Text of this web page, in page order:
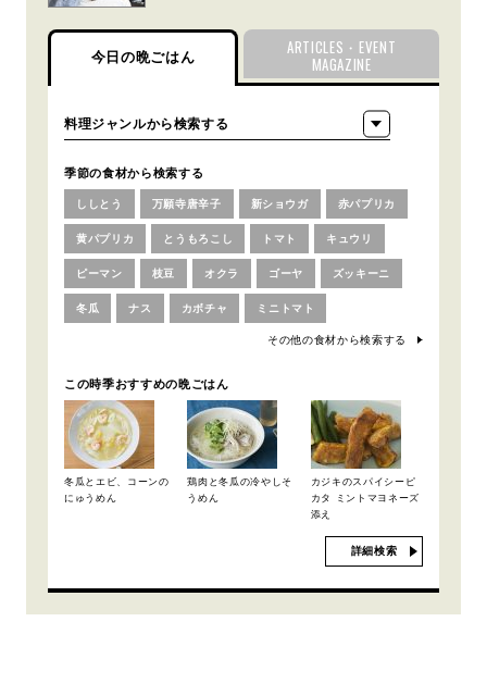
今日の晩ごはん
ARTICLES・EVENT
MAGAZINE
季節の食材から検索する
ししとう 万願寺唐辛子 新ショウガ 赤パプリカ
黄パプリカ とうもろこし トマト キュウリ
ピーマン 枝豆 オクラ ゴーヤ ズッキーニ
冬瓜 ナス カボチャ ミニトマト
その他の食材から検索する
この時季おすすめの晩ごはん
冬瓜とエビ、コーンの
にゅうめん
鶏肉と冬瓜の冷やしそ
うめん
カジキのスパイシーピ
カタ ミントマヨネーズ
添え
詳細検索